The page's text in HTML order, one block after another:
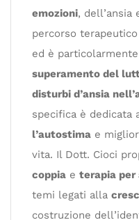
emozioni,
percorso
ed è
superamento del
disturbi d’ansia
specifica è dedicata
l’autostima e
vita. Il Dott. Cioci
coppia e terapia per
temi legati alla
costruzione